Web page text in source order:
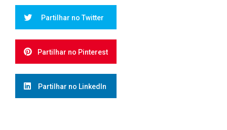
Partilhar no Twitter
Partilhar no Pinterest
Partilhar no LinkedIn